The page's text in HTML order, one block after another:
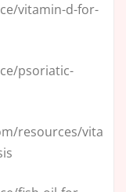
vitamin-d-for-
psoriatic-
resources/vita